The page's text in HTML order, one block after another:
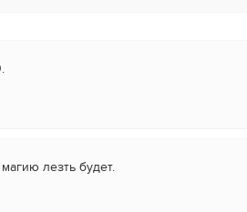
лезть будет.